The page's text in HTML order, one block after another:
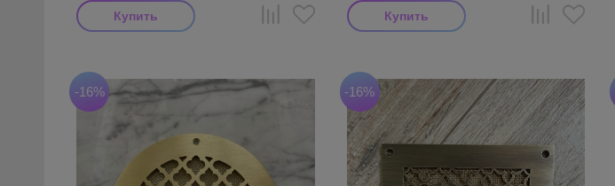
-16% -16%